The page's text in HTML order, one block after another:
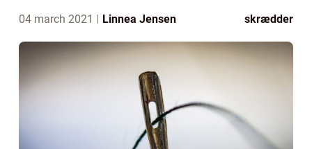
04 march 2021 Linnea Jensen skrædder